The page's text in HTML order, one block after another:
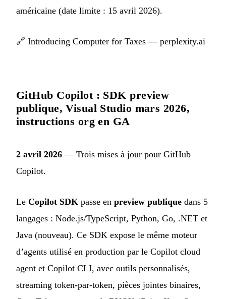
américaine (date limite : 15 avril 2026).
🔗 Introducing Computer for Taxes — perplexity.ai
GitHub Copilot : SDK preview
publique, Visual Studio mars 2026,
instructions org en GA
2 avril 2026 — Trois mises à jour pour GitHub
Copilot.
Le Copilot SDK passe en preview publique dans 5
langages : Node.js/TypeScript, Python, Go, .NET et
Java (nouveau). Ce SDK expose le même moteur
d’agents utilisé en production par le Copilot cloud
agent et Copilot CLI, avec outils personnalisés,
streaming token-par-token, pièces jointes binaires,